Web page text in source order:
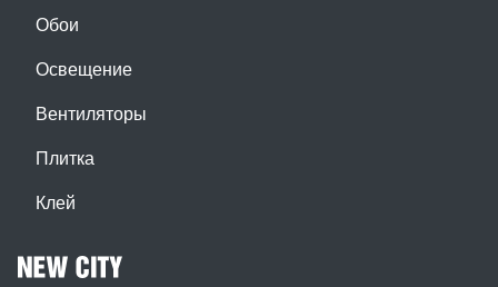
Обои
Освещение
Вентиляторы
Плитка
Клей